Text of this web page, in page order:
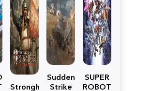
Stronghold
Sudden
Strike
SUPER
ROBOT